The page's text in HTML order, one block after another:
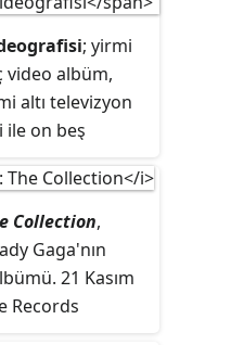
erdi. Turne,
olması
Born This
de içererek
şehirlere
South by
sahnede
çeşitli
ve
; yirmi
video albüm,
altı televizyon
ile on beş
The
"Just
"LoveGame",
İlk albümünü
Collection,
Gaga'nın
21 Kasım
Records